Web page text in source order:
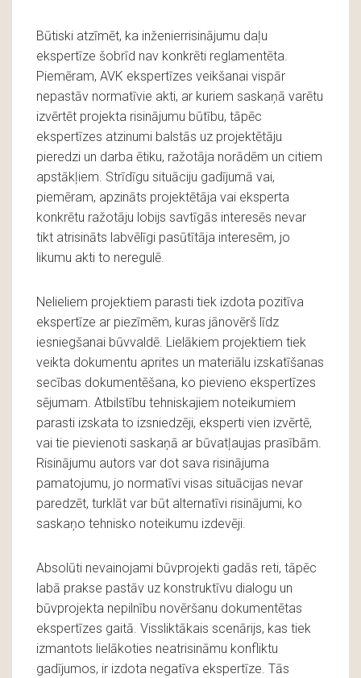
Būtiski atzīmēt, ka inženierrisinājumu daļu
ekspertīze šobrīd nav konkrēti reglamentēta.
Piemēram, AVK ekspertīzes veikšanai vispār
nepastāv normatīvie akti, ar kuriem saskaņā varētu
izvērtēt projekta risinājumu būtību, tāpēc
ekspertīzes atzinumi balstās uz projektētāju
pieredzi un darba ētiku, ražotāja norādēm un citiem
apstākļiem. Strīdīgu situāciju gadījumā vai,
piemēram, apzināts projektētāja vai eksperta
konkrētu ražotāju lobijs savtīgās interesēs nevar
tikt atrisināts labvēlīgi pasūtītāja interesēm, jo
likumu akti to neregulē.
Nelieliem projektiem parasti tiek izdota pozitīva
ekspertīze ar piezīmēm, kuras jānovērš līdz
iesniegšanai būvvaldē. Lielākiem projektiem tiek
veikta dokumentu aprites un materiālu izskatīšanas
secības dokumentēšana, ko pievieno ekspertīzes
sējumam. Atbilstību tehniskajiem noteikumiem
parasti izskata to izsniedzēji, eksperti vien izvērtē,
vai tie pievienoti saskaņā ar būvatļaujas prasībām.
Risinājumu autors var dot sava risinājuma
pamatojumu, jo normatīvi visas situācijas nevar
paredzēt, turklāt var būt alternatīvi risinājumi, ko
saskaņo tehnisko noteikumu izdevēji.
Absolūti nevainojami būvprojekti gadās reti, tāpēc
labā prakse pastāv uz konstruktīvu dialogu un
būvprojekta nepilnību novēršanu dokumentētas
ekspertīzes gaitā. Vissliktākais scenārijs, kas tiek
izmantots lielākoties neatrisināmu konfliktu
gadījumos, ir izdota negatīva ekspertīze. Tās